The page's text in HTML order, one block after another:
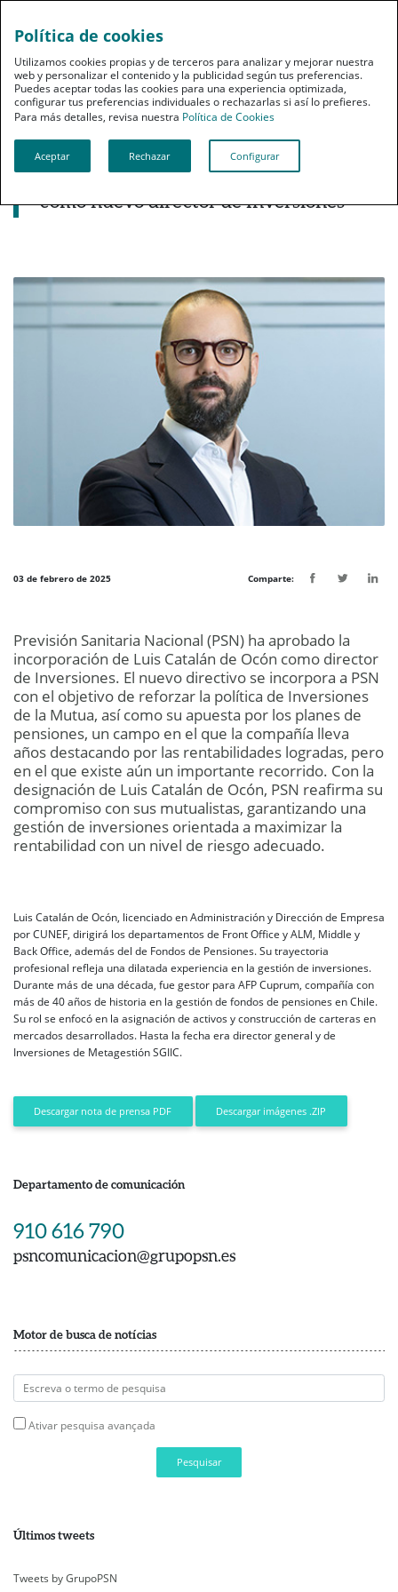
Noticias destacadas
PSN incorpora a Luis Catalán de Ocón
como nuevo director de Inversiones
03 de febrero de 2025 Comparte:
Previsión Sanitaria Nacional (PSN) ha aprobado la
incorporación de Luis Catalán de Ocón como director
de Inversiones. El nuevo directivo se incorpora a PSN
con el objetivo de reforzar la política de Inversiones
de la Mutua, así como su apuesta por los planes de
pensiones, un campo en el que la compañía lleva
años destacando por las rentabilidades logradas, pero
en el que existe aún un importante recorrido. Con la
designación de Luis Catalán de Ocón, PSN reafirma su
compromiso con sus mutualistas, garantizando una
gestión de inversiones orientada a maximizar la
rentabilidad con un nivel de riesgo adecuado.
Luis Catalán de Ocón, licenciado en Administración y Dirección de Empresa
por CUNEF, dirigirá los departamentos de Front Office y ALM, Middle y
Back Office, además del de Fondos de Pensiones. Su trayectoria
profesional refleja una dilatada experiencia en la gestión de inversiones.
Durante más de una década, fue gestor para AFP Cuprum, compañía con
más de 40 años de historia en la gestión de fondos de pensiones en Chile.
Su rol se enfocó en la asignación de activos y construcción de carteras en
mercados desarrollados. Hasta la fecha era director general y de
Inversiones de Metagestión SGIIC.
Descargar nota de prensa PDF Descargar imágenes .ZIP
Departamento de comunicación
910 616 790
psncomunicacion@grupopsn.es
Motor de busca de notícias
Ativar pesquisa avançada
Pesquisar
Últimos tweets
Tweets by GrupoPSN
Política de cookies
Utilizamos cookies propias y de terceros para analizar y mejorar nuestra
web y personalizar el contenido y la publicidad según tus preferencias.
Puedes aceptar todas las cookies para una experiencia optimizada,
configurar tus preferencias individuales o rechazarlas si así lo prefieres.
Para más detalles, revisa nuestra Política de Cookies
Aceptar Rechazar Configurar